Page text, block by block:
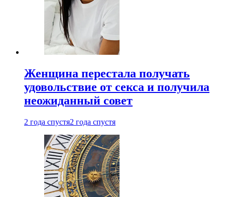
Женщина перестала получать
удовольствие от секса и получила
неожиданный совет
2 года спустя2 года спустя